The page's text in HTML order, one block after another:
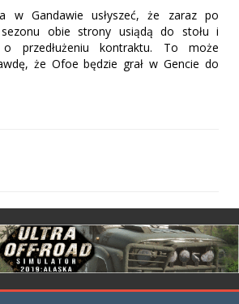
w Gandawie usłyszeć, że zaraz po
obie strony usiądą do stołu i
przedłużeniu kontraktu. To może
że Ofoe będzie grał w Gencie do